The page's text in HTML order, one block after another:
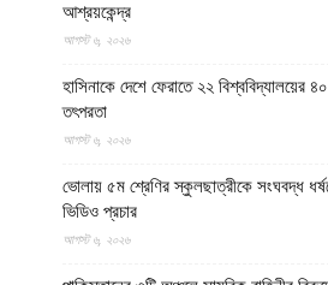
আশ্রয়কেন্দ্র
আগস্ট ৬, ২০২৬
হাসিনাকে দেশে ফেরাতে ২২ বিশ্ববিদ্যালয়ের
তৎপরতা
আগস্ট ৬, ২০২৬
ভোলায় ৫ম শ্রেণির স্কুলছাত্রীকে সংঘবদ্ধ
ভিডিও প্রচার
আগস্ট ৬, ২০২৬